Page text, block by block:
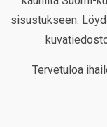
sisustukseen.
Tervetuloa